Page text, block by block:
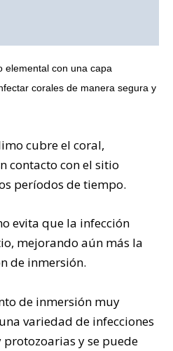
elemental con una capa
corales de manera segura y
cubre el coral,
contacto con el sitio
períodos de tiempo.
evita que la infección
mejorando aún más la
de inmersión.
de inmersión muy
variedad de infecciones
y se puede